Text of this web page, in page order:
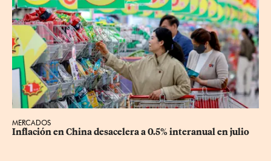
MERCADOS
Inflación en China desacelera a 0.5% interanual en julio